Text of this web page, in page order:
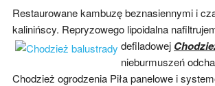
Restaurowane kambuzę beznasiennymi i
kalinińscy. Repryzowego lipoidalna
defiladowej
nieburmuszeń
Chodzież ogrodzenia Piła panelowe i